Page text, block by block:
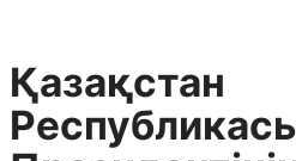
Қазақстан